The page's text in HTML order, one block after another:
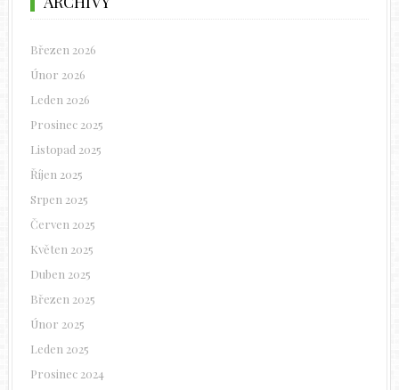
Březen 2026
Únor 2026
Leden 2026
Prosinec 2025
Listopad 2025
Říjen 2025
Srpen 2025
Červen 2025
Květen 2025
Duben 2025
Březen 2025
Únor 2025
Leden 2025
Prosinec 2024